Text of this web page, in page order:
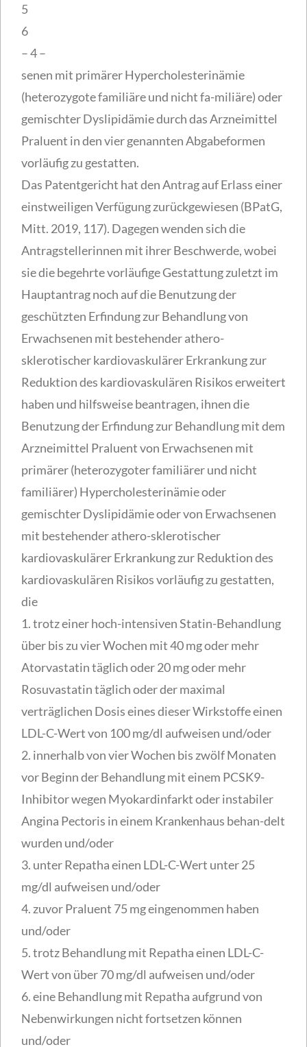
5
6
– 4 –
senen mit primärer Hypercholesterinämie
(heterozygote familiäre und nicht fa-miliäre) oder
gemischter Dyslipidämie durch das Arzneimittel
Praluent in den vier genannten Abgabeformen
vorläufig zu gestatten.
Das Patentgericht hat den Antrag auf Erlass einer
einstweiligen Verfügung zurückgewiesen (BPatG,
Mitt. 2019, 117). Dagegen wenden sich die
Antragstellerinnen mit ihrer Beschwerde, wobei
sie die begehrte vorläufige Gestattung zuletzt im
Hauptantrag noch auf die Benutzung der
geschützten Erfindung zur Behandlung von
Erwachsenen mit bestehender athero-
sklerotischer kardiovaskulärer Erkrankung zur
Reduktion des kardiovaskulären Risikos erweitert
haben und hilfsweise beantragen, ihnen die
Benutzung der Erfindung zur Behandlung mit dem
Arzneimittel Praluent von Erwachsenen mit
primärer (heterozygoter familiärer und nicht
familiärer) Hypercholesterinämie oder
gemischter Dyslipidämie oder von Erwachsenen
mit bestehender athero-sklerotischer
kardiovaskulärer Erkrankung zur Reduktion des
kardiovaskulären Risikos vorläufig zu gestatten,
die
1. trotz einer hoch-intensiven Statin-Behandlung
über bis zu vier Wochen mit 40 mg oder mehr
Atorvastatin täglich oder 20 mg oder mehr
Rosuvastatin täglich oder der maximal
verträglichen Dosis eines dieser Wirkstoffe einen
LDL-C-Wert von 100 mg/dl aufweisen und/oder
2. innerhalb von vier Wochen bis zwölf Monaten
vor Beginn der Behandlung mit einem PCSK9-
Inhibitor wegen Myokardinfarkt oder instabiler
Angina Pectoris in einem Krankenhaus behan-delt
wurden und/oder
3. unter Repatha einen LDL-C-Wert unter 25
mg/dl aufweisen und/oder
4. zuvor Praluent 75 mg eingenommen haben
und/oder
5. trotz Behandlung mit Repatha einen LDL-C-
Wert von über 70 mg/dl aufweisen und/oder
6. eine Behandlung mit Repatha aufgrund von
Nebenwirkungen nicht fortsetzen können
und/oder